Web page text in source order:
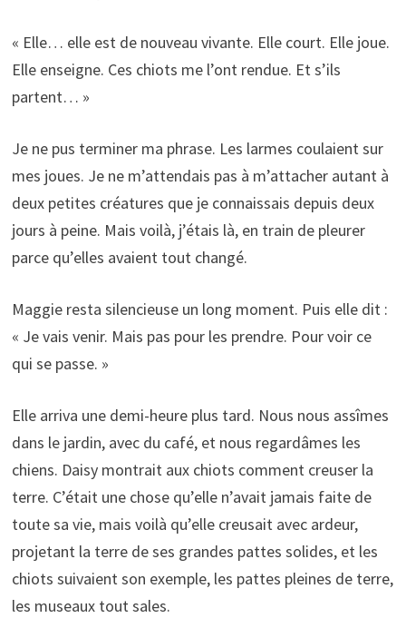
« Elle… elle est de nouveau vivante. Elle court. Elle joue.
Elle enseigne. Ces chiots me l’ont rendue. Et s’ils
partent… »
Je ne pus terminer ma phrase. Les larmes coulaient sur
mes joues. Je ne m’attendais pas à m’attacher autant à
deux petites créatures que je connaissais depuis deux
jours à peine. Mais voilà, j’étais là, en train de pleurer
parce qu’elles avaient tout changé.
Maggie resta silencieuse un long moment. Puis elle dit :
« Je vais venir. Mais pas pour les prendre. Pour voir ce
qui se passe. »
Elle arriva une demi-heure plus tard. Nous nous assîmes
dans le jardin, avec du café, et nous regardâmes les
chiens. Daisy montrait aux chiots comment creuser la
terre. C’était une chose qu’elle n’avait jamais faite de
toute sa vie, mais voilà qu’elle creusait avec ardeur,
projetant la terre de ses grandes pattes solides, et les
chiots suivaient son exemple, les pattes pleines de terre,
les museaux tout sales.